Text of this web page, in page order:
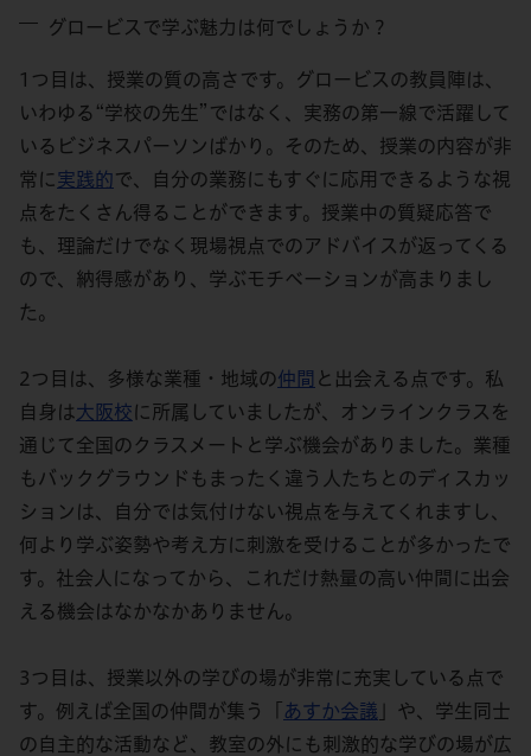
グロービスで学ぶ魅力は何でしょうか？
1つ目は、授業の質の高さです。グロービスの教員陣は、
いわゆる“学校の先生”ではなく、実務の第一線で活躍して
いるビジネスパーソンばかり。そのため、授業の内容が非
常に実践的で、自分の業務にもすぐに応用できるような視
点をたくさん得ることができます。授業中の質疑応答で
も、理論だけでなく現場視点でのアドバイスが返ってくる
ので、納得感があり、学ぶモチベーションが高まりまし
た。
2つ目は、多様な業種・地域の仲間 と出会える点です。私
自身は大阪校に所属していましたが、オンラインクラスを
通じて全国のクラスメートと学ぶ機会がありました。業種
もバックグラウンドもまったく違う人たちとのディスカッ
ションは、自分では気付けない視点を与えてくれますし、
何より学ぶ姿勢や考え方に刺激を受けることが多かったで
す。社会人になってから、これだけ熱量の高い仲間に出会
える機会はなかなかありません。
3つ目は、授業以外の学びの場が非常に充実している点で
す。例えば全国の仲間が集う「
あすか会議 」や、学生同士
の自主的な活動など、教室の外にも刺激的な学びの場が広